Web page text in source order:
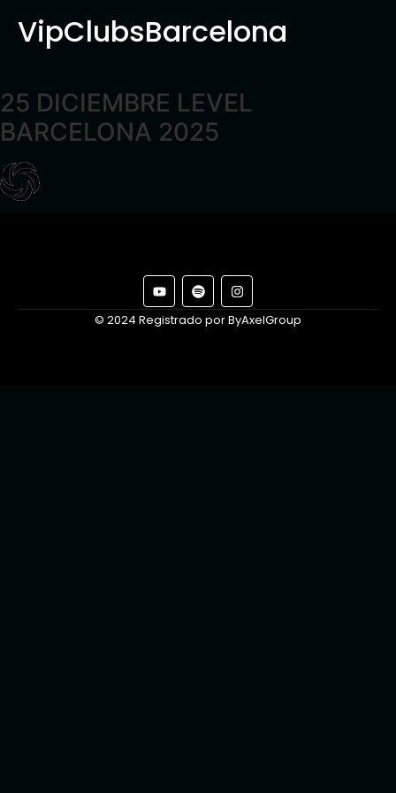
VipClubsBarcelona
25 DICIEMBRE LEVEL
BARCELONA 2025
© 2024 Registrado por ByAxelGroup